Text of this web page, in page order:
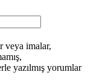
veya imalar,
yazılmış yorumlar